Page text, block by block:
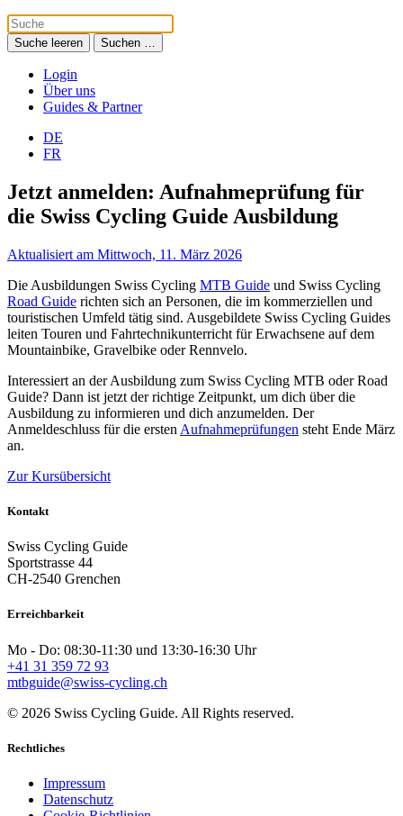
Suche leeren Suchen …
Login
Über uns
Guides & Partner
DE
FR
Jetzt anmelden: Aufnahmeprüfung für
die Swiss Cycling Guide Ausbildung
Aktualisiert am Mittwoch, 11. März 2026
Die Ausbildungen Swiss Cycling MTB Guide und Swiss Cycling
Road Guide richten sich an Personen, die im kommerziellen und
touristischen Umfeld tätig sind. Ausgebildete Swiss Cycling Guides
leiten Touren und Fahrtechnikunterricht für Erwachsene auf dem
Mountainbike, Gravelbike oder Rennvelo.
Interessiert an der Ausbildung zum Swiss Cycling MTB oder Road
Guide? Dann ist jetzt der richtige Zeitpunkt, um dich über die
Ausbildung zu informieren und dich anzumelden. Der
Anmeldeschluss für die ersten Aufnahmeprüfungen steht Ende März
an.
Zur Kursübersicht
Kontakt
Swiss Cycling Guide
Sportstrasse 44
CH-2540 Grenchen
Erreichbarkeit
Mo - Do: 08:30-11:30 und 13:30-16:30 Uhr
+41 31 359 72 93
mtbguide@swiss-cycling.ch
© 2026 Swiss Cycling Guide. All Rights reserved.
Rechtliches
Impressum
Datenschutz